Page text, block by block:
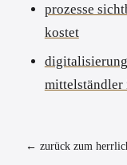
prozesse
kostet
mittelständler
← zurück zum